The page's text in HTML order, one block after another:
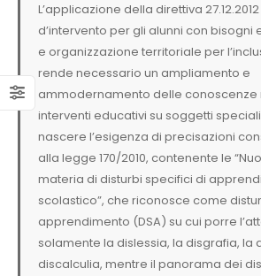
L’applicazione della direttiva 27.12.2012
d’intervento per gli alunni con bisogni
e organizzazione territoriale per
rende necessario un ampliamento e
ammodernamento delle conoscenze
interventi educativi su soggetti
nascere l’esigenza di precisazioni
alla legge 170/2010, contenente le
materia di disturbi specifici di
scolastico”, che riconosce come
apprendimento (DSA) su cui porre
solamente la dislessia, la disgrafia, la
discalculia, mentre il panorama dei